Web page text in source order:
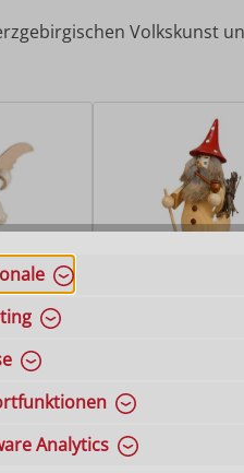
Volkskunst
Analytics